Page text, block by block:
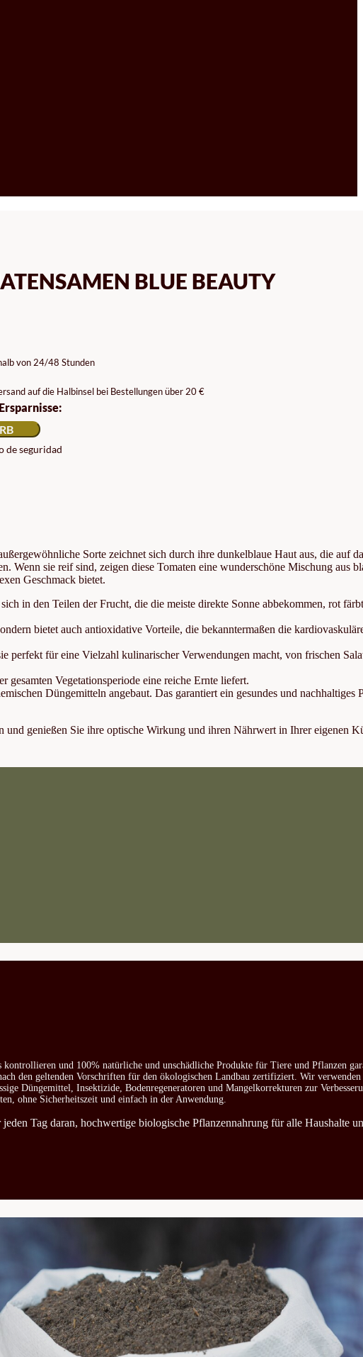
BLUE BEAUTY
von 24/48 Stunden
auf die Halbinsel bei Bestellungen über 20 €
de seguridad
Sorte zeichnet sich durch ihre dunkelblaue Haut aus, die auf
sie reif sind, zeigen diese Tomaten eine wunderschöne Mischung aus
Geschmack bietet.
in den Teilen der Frucht, die die meiste direkte Sonne abbekommen, rot
bietet auch antioxidative Vorteile, die bekanntermaßen die
perfekt für eine Vielzahl kulinarischer Verwendungen macht, von frischen
Vegetationsperiode eine reiche Ernte liefert.
Düngemitteln angebaut. Das garantiert ein gesundes und nachhaltiges
genießen Sie ihre optische Wirkung und ihren Nährwert in Ihrer eigenen
und 100% natürliche und unschädliche Produkte für Tiere und Pflanzen
den geltenden Vorschriften für den ökologischen Landbau zertifiziert. Wir
Düngemittel, Insektizide, Bodenregeneratoren und Mangelkorrekturen zur
ohne Sicherheitszeit und einfach in der Anwendung.
Tag daran, hochwertige biologische Pflanzennahrung für alle Haushalte